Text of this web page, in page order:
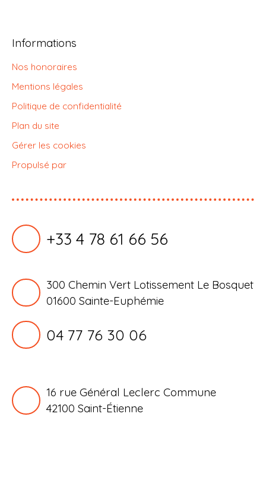
Informations
Nos honoraires
Mentions légales
Politique de confidentialité
Plan du site
Gérer les cookies
Propulsé par
+33 4 78 61 66 56
300 Chemin Vert Lotissement Le Bosquet
01600 Sainte-Euphémie
04 77 76 30 06
16 rue Général Leclerc Commune
42100 Saint-Étienne